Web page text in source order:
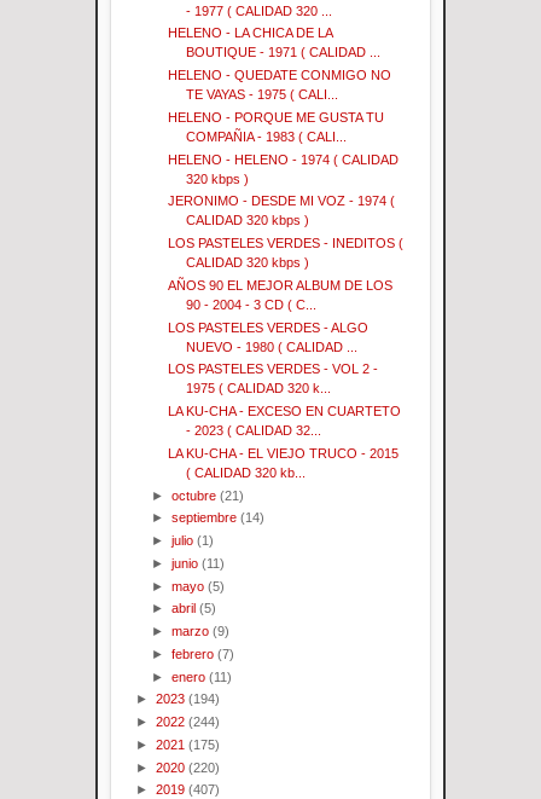
- 1977 ( CALIDAD 320 ...
HELENO - LA CHICA DE LA
BOUTIQUE - 1971 ( CALIDAD ...
HELENO - QUEDATE CONMIGO NO
TE VAYAS - 1975 ( CALI...
HELENO - PORQUE ME GUSTA TU
COMPAÑIA - 1983 ( CALI...
HELENO - HELENO - 1974 ( CALIDAD
320 kbps )
JERONIMO - DESDE MI VOZ - 1974 (
CALIDAD 320 kbps )
LOS PASTELES VERDES - INEDITOS (
CALIDAD 320 kbps )
AÑOS 90 EL MEJOR ALBUM DE LOS
90 - 2004 - 3 CD ( C...
LOS PASTELES VERDES - ALGO
NUEVO - 1980 ( CALIDAD ...
LOS PASTELES VERDES - VOL 2 -
1975 ( CALIDAD 320 k...
LA KU-CHA - EXCESO EN CUARTETO
- 2023 ( CALIDAD 32...
LA KU-CHA - EL VIEJO TRUCO - 2015
( CALIDAD 320 kb...
►octubre (21)
►septiembre (14)
►julio (1)
►junio (11)
►mayo (5)
►abril (5)
►marzo (9)
►febrero (7)
►enero (11)
► 2023 (194)
► 2022 (244)
► 2021 (175)
► 2020 (220)
► 2019 (407)